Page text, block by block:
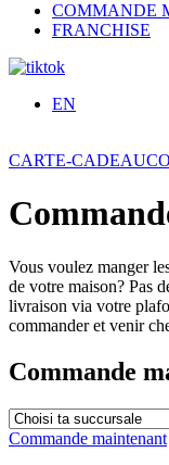
COMMANDE
FRANCHISE
EN
CARTE-CADEAU
Vous voulez manger
de votre maison? Pas
livraison via votre
commander et venir
Commande
Commande maintenant